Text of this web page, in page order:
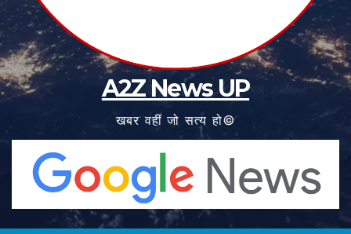
A2Z News UP
खबर वहीं जो सत्य हो©